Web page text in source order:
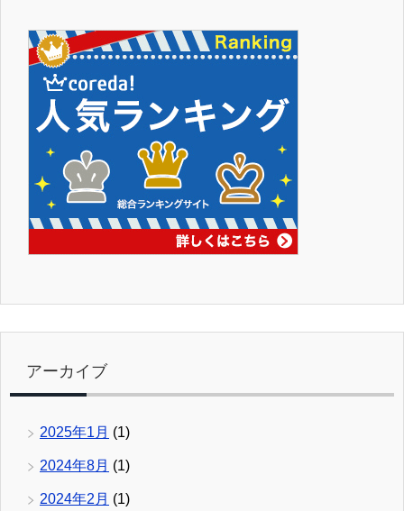
アーカイブ
2025年1月 (1)
2024年8月 (1)
2024年2月 (1)